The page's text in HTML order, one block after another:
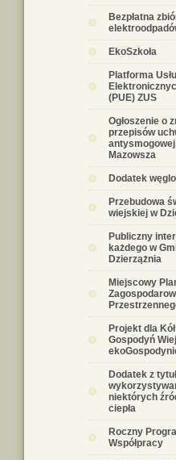
Bezpłatna
EkoSzkoła
Platforma
(PUE) ZUS
Ogłoszenie o
przepisów
Mazowsza
Dodatek
Przebudowa
wiejskiej w
Publiczny
każdego w
Dzierzążnia
Miejscowy
Projekt dla Kół
Gospodyń
Dodatek z
niektórych
ciepła
Roczny
Współpracy